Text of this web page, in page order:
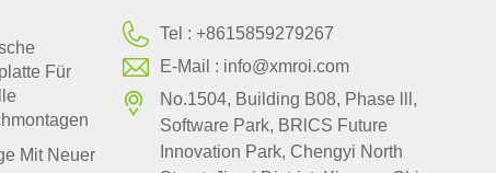
Für
Mit Neuer
Tel :+8615859279267
E-Mail : info@xmroi.com
No.1504, Building B08, Phase lll,
Software Park, BRlCS Future
Innovation Park, Chengyi North